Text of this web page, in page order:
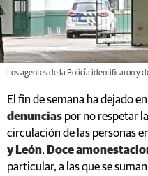
Los agentes de la Policía identificaron y
El fin de semana ha dejado en
denuncias por no respetar
circulación de las personas
y León. Doce
particular, a las que se suman